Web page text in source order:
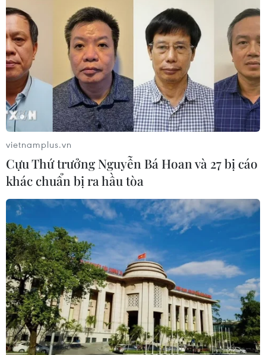
vietnamplus.vn
Cựu Thứ trưởng Nguyễn Bá Hoan và 27 bị cáo
khác chuẩn bị ra hầu tòa